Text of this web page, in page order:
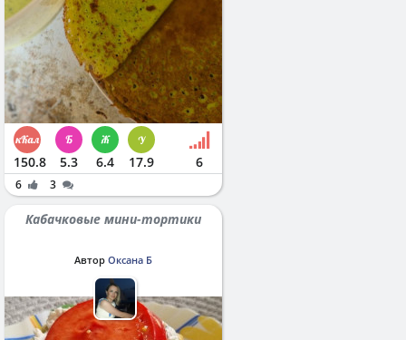
150.8 5.3 6.4 17.9 6
6 3
Кабачковые мини-тортики
Автор Оксана Б